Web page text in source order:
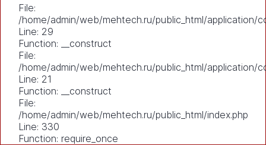
File:
/home/admin/web/mehtech.ru/public_html/application/
Line: 29
Function: __construct
File:
/home/admin/web/mehtech.ru/public_html/application/
Line: 21
Function: __construct
File:
/home/admin/web/mehtech.ru/public_html/index.php
Line: 330
Function: require_once